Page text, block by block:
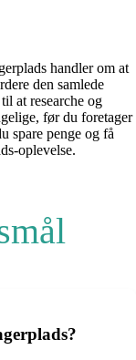
handler om at
den samlede
at researche og
før du foretager
spare penge og få
oplevelse.